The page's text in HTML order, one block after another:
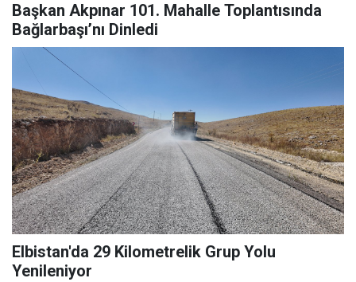
Başkan Akpınar 101. Mahalle Toplantısında
Bağlarbaşı’nı Dinledi
Elbistan'da 29 Kilometrelik Grup Yolu
Yenileniyor